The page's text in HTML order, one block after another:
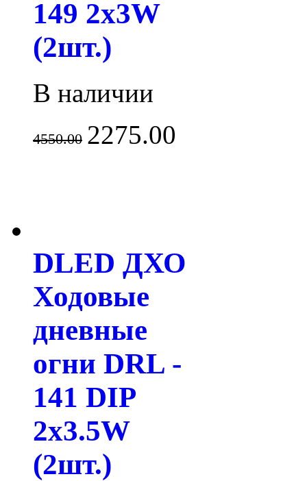
149 2x3W
(2шт.)
В наличии
4550.00 2275.00
DLED ДХО
Ходовые
дневные
огни DRL -
141 DIP
2x3.5W
(2шт.)